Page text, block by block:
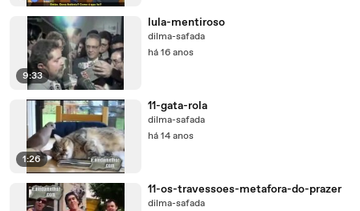
9:33
lula-mentiroso
dilma-safada
há 16 anos
1:26
11-gata-rola
dilma-safada
há 14 anos
11-os-travessoes-metafora-do-prazer
dilma-safada